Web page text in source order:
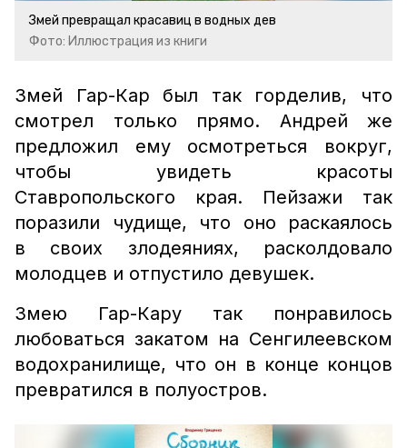
Змей превращал красавиц в водных дев
Фото: Иллюстрация из книги
Змей Гар-Кар был так горделив, что
смотрел только прямо. Андрей же
предложил ему осмотреться вокруг,
чтобы увидеть красоты
Ставропольского края. Пейзажи так
поразили чудище, что оно раскаялось
в своих злодеяниях, расколдовало
молодцев и отпустило девушек.
Змею Гар-Кару так понравилось
любоваться закатом на Сенгилеевском
водохранилище, что он в конце концов
превратился в полуостров.